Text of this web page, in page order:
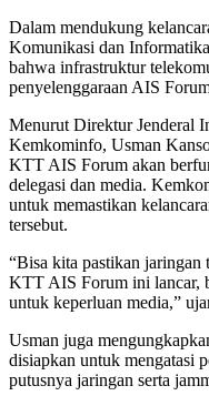
Dalam mendukung
Komunikasi dan
bahwa infrastruktur
penyelenggaraan AIS
Menurut Direktur Jenderal
Kemkominfo, Usman
KTT AIS Forum akan
delegasi dan media.
untuk memastikan
tersebut.
“Bisa kita pastikan jaringan
KTT AIS Forum ini lancar,
untuk keperluan media,”
Usman juga
disiapkan untuk mengatasi
putusnya jaringan serta